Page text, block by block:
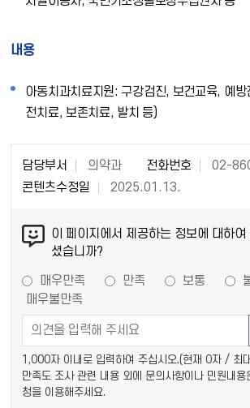
내용
아동치과치료지원: 구강검진, 보건교육, 예
전치료, 보존치료, 발치 등)
담당부서 의약과 전화번호
02-
콘텐츠수정일
2025.01.13.
이 페이지에서 제공하는 정보에 대하
셨습니까?
매우만족 만족 보통
매우불만족
1,000자 이내로 입력하여 주십시오.(현재 0자 / 최
만족도 조사 관련 내용 외에 문의사항이나 민원내용
청을 이용해주세요.